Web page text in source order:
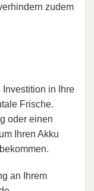
zudem
in Ihre
Frische.
oder einen
Ihren Akku
an Ihrem